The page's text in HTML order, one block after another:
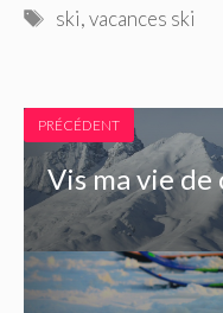
Étiquettes
ski,vacances ski
PRÉCÉDENT
Vis ma vie